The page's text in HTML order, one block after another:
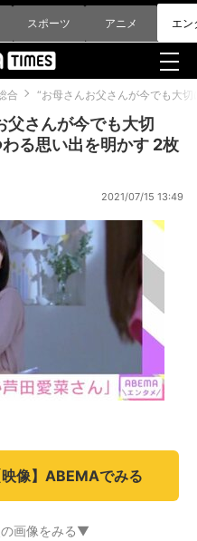
スポーツ アニメ エン
合 “お母さんお父さんが今でも大
父さんが今でも大切
る思い出を明かす 2枚
2021/07/15 13:49
映像】ABEMAでみる
画像をみる▼